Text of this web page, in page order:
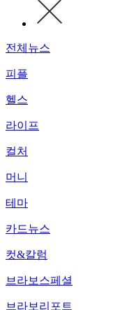
전체뉴스
피플
헬스
라이프
컬처
머니
테마
카드뉴스
컷&칼럼
브라보스페셜
브라보리포트